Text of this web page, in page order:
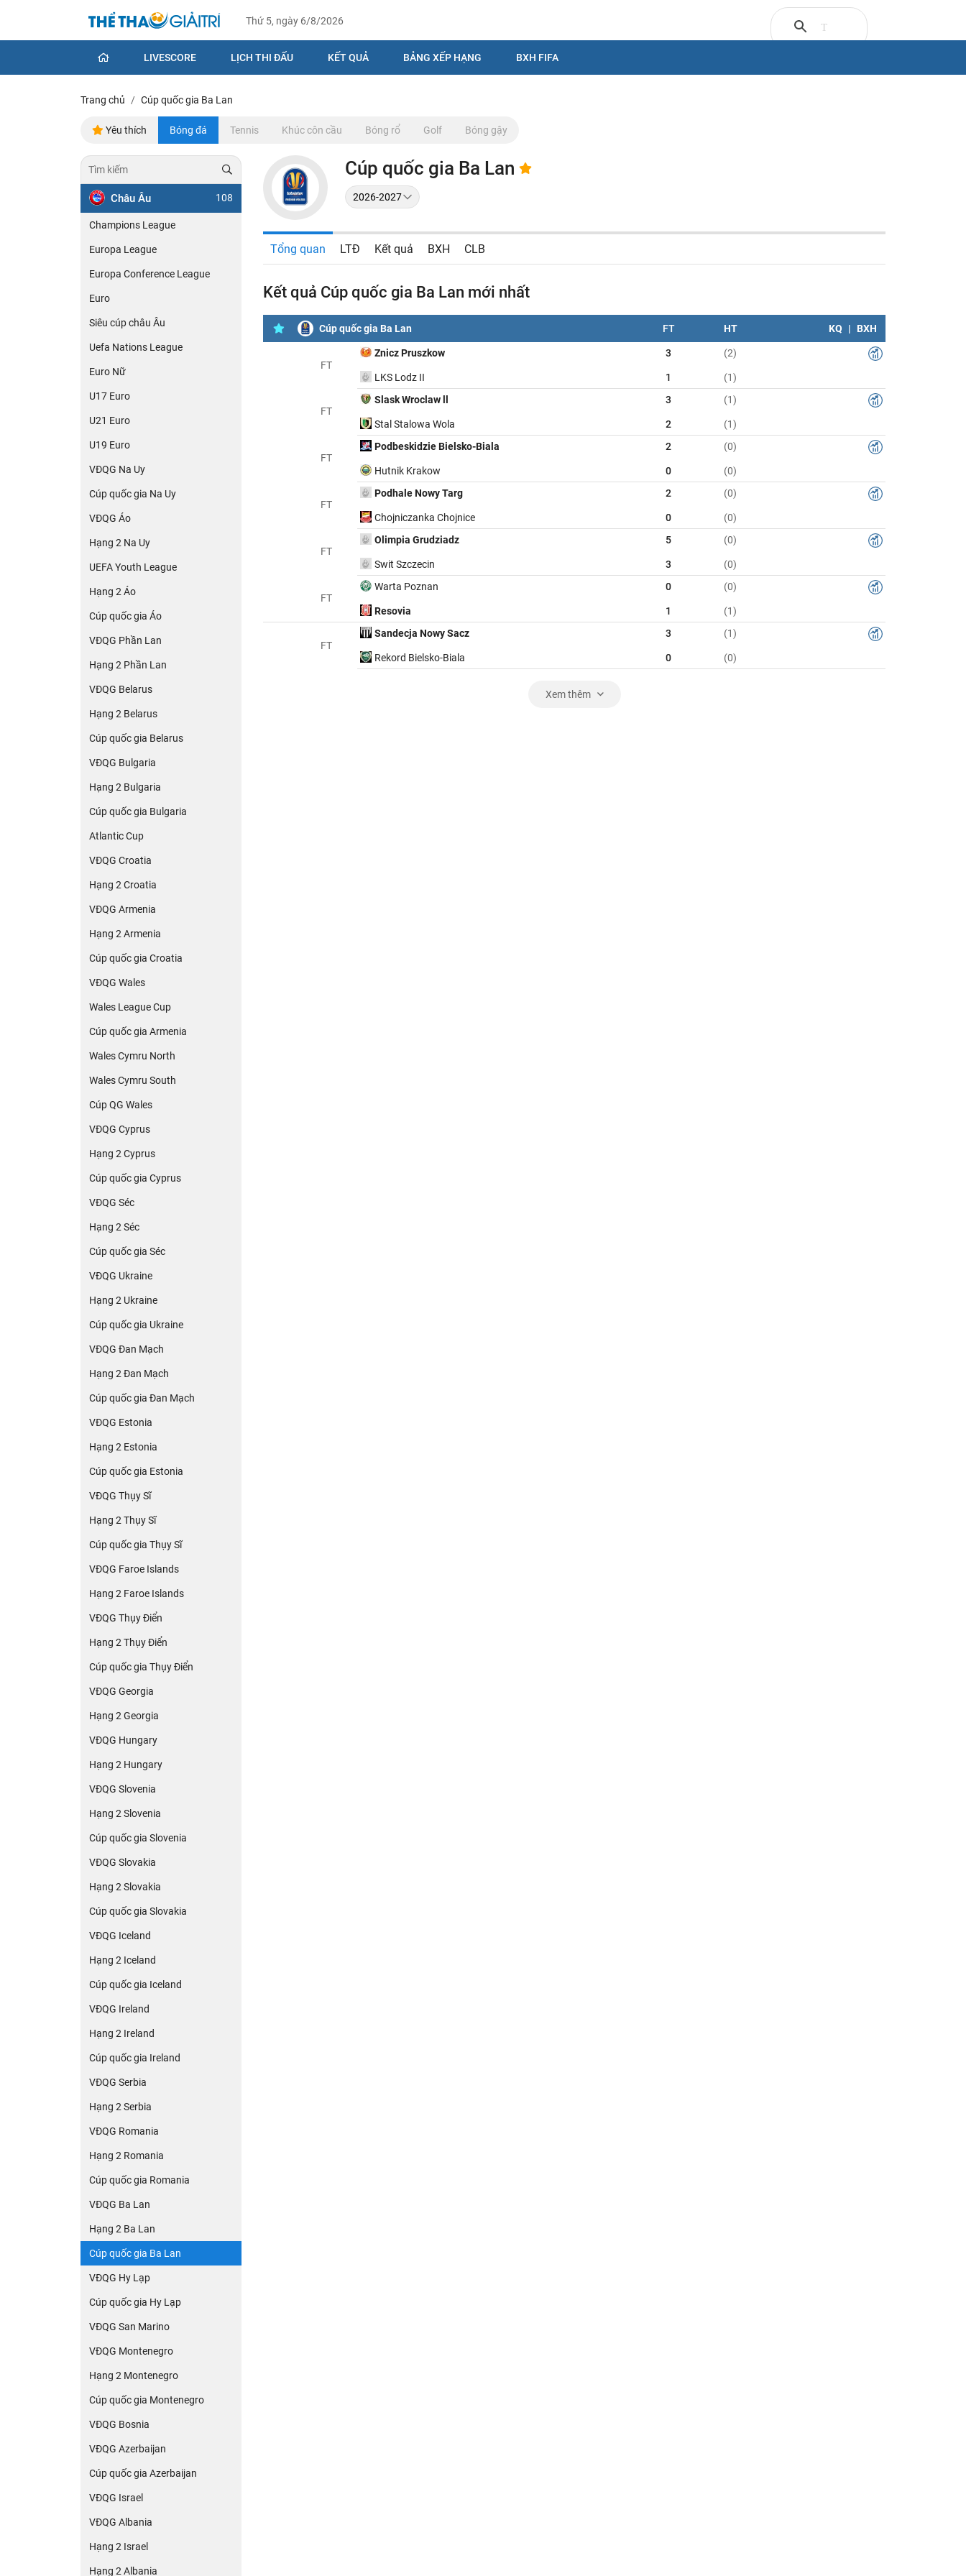
Thứ 5, ngày 6/8/2026
LIVESCORE LỊCH THI ĐẤU KẾT QUẢ BẢNG XẾP HẠNG BXH FIFA
Trang chủ Cúp quốc gia Ba Lan
Yêu thích Bóng đá Tennis Khúc côn cầu Bóng rổ Golf Bóng gậy
Châu Âu 108
Champions League
Europa League
Europa Conference League
Euro
Siêu cúp châu Âu
Uefa Nations League
Euro Nữ
U17 Euro
U21 Euro
U19 Euro
VĐQG Na Uy
Cúp quốc gia Na Uy
VĐQG Áo
Hạng 2 Na Uy
UEFA Youth League
Hạng 2 Áo
Cúp quốc gia Áo
VĐQG Phần Lan
Hạng 2 Phần Lan
VĐQG Belarus
Hạng 2 Belarus
Cúp quốc gia Belarus
VĐQG Bulgaria
Hạng 2 Bulgaria
Cúp quốc gia Bulgaria
Atlantic Cup
VĐQG Croatia
Hạng 2 Croatia
VĐQG Armenia
Hạng 2 Armenia
Cúp quốc gia Croatia
VĐQG Wales
Wales League Cup
Cúp quốc gia Armenia
Wales Cymru North
Wales Cymru South
Cúp QG Wales
VĐQG Cyprus
Hạng 2 Cyprus
Cúp quốc gia Cyprus
VĐQG Séc
Hạng 2 Séc
Cúp quốc gia Séc
VĐQG Ukraine
Hạng 2 Ukraine
Cúp quốc gia Ukraine
VĐQG Đan Mạch
Hạng 2 Đan Mạch
Cúp quốc gia Đan Mạch
VĐQG Estonia
Hạng 2 Estonia
Cúp quốc gia Estonia
VĐQG Thụy Sĩ
Hạng 2 Thụy Sĩ
Cúp quốc gia Thụy Sĩ
VĐQG Faroe Islands
Hạng 2 Faroe Islands
VĐQG Thụy Điển
Hạng 2 Thụy Điển
Cúp quốc gia Thụy Điển
VĐQG Georgia
Hạng 2 Georgia
VĐQG Hungary
Hạng 2 Hungary
VĐQG Slovenia
Hạng 2 Slovenia
Cúp quốc gia Slovenia
VĐQG Slovakia
Hạng 2 Slovakia
Cúp quốc gia Slovakia
VĐQG Iceland
Hạng 2 Iceland
Cúp quốc gia Iceland
VĐQG Ireland
Hạng 2 Ireland
Cúp quốc gia Ireland
VĐQG Serbia
Hạng 2 Serbia
VĐQG Romania
Hạng 2 Romania
Cúp quốc gia Romania
VĐQG Ba Lan
Hạng 2 Ba Lan
Cúp quốc gia Ba Lan
VĐQG Hy Lạp
Cúp quốc gia Hy Lạp
VĐQG San Marino
VĐQG Montenegro
Hạng 2 Montenegro
Cúp quốc gia Montenegro
VĐQG Bosnia
VĐQG Azerbaijan
Cúp quốc gia Azerbaijan
VĐQG Israel
VĐQG Albania
Hạng 2 Israel
Hạng 2 Albania
Cúp quốc gia Ba Lan
Tổng quan LTĐ Kết quả BXH CLB
Kết quả Cúp quốc gia Ba Lan mới nhất
Cúp quốc gia Ba Lan FT HT KQ | BXH
FT
Znicz Pruszkow 3 (2)
LKS Lodz II 1 (1)
FT
Slask Wroclaw ll 3 (1)
Stal Stalowa Wola 2 (1)
FT
Podbeskidzie Bielsko-Biala 2 (0)
Hutnik Krakow 0 (0)
FT
Podhale Nowy Targ 2 (0)
Chojniczanka Chojnice 0 (0)
FT
Olimpia Grudziadz 5 (0)
Swit Szczecin 3 (0)
FT
Warta Poznan 0 (0)
Resovia 1 (1)
FT
Sandecja Nowy Sacz 3 (1)
Rekord Bielsko-Biala 0 (0)
Xem thêm